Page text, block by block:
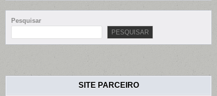
Pesquisar
PESQUISAR
SITE PARCEIRO